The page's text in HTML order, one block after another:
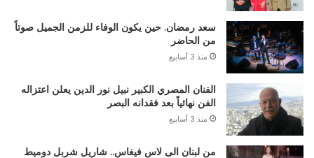
سعد رمضان. حين يكون الوفاء للزمن الجميل صوتاً
من الحاضر
منذ 3 أسابيع
الفنان المصري الكبير نبيل نور الدين يعلن اعتزاله
الفن نهائياً بعد فقدانه البصر
منذ 3 أسابيع
من لبنان الى لاس فيغاس.. شاريل شربل دوميط